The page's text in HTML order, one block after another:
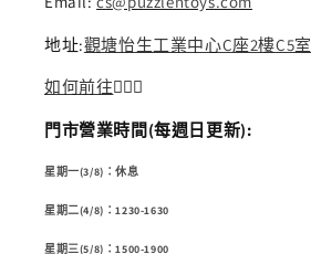
地址:觀塘怡生工業中心C座2樓C5室
如何前往🏃🏻‍♂️
門市營業時間(每週日更新):
星期一(3/8)：休息
星期二(4/8)：1230-1630
星期三(5/8)：1500-1900